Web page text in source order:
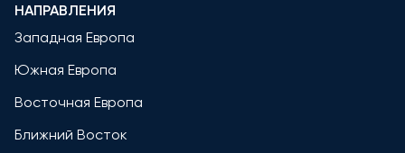
НАПРАВЛЕНИЯ
Западная Европа
Южная Европа
Восточная Европа
Ближний Восток